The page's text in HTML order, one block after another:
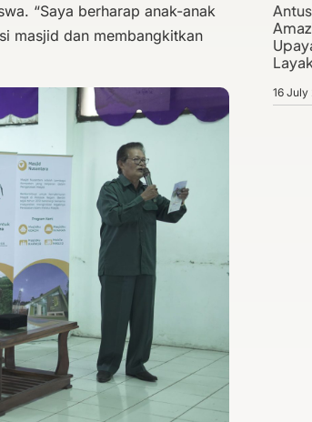
“Saya berharap anak-anak
masjid dan membangkitkan
16 July